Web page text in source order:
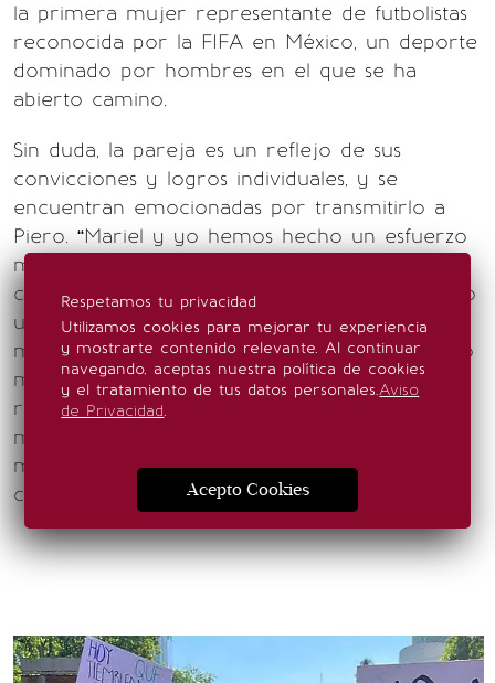
la primera mujer representante de futbolistas
reconocida por la FIFA en México, un deporte
dominado por hombres en el que se ha
abierto camino.
Sin duda, la pareja es un reflejo de sus
convicciones y logros individuales, y se
encuentran emocionadas por transmitirlo a
Piero. “Mariel y yo hemos hecho un esfuerzo
muy cañón en educarnos, ambas en cómo
criar a un niño. Yo soy activista, me considero
una mujer feminista. Ella está metida en un
mundo de hombres, en el fútbol. Hemos leído
mucho respecto a cómo va a ser una familia
rodeada rodeada de mujeres. Se me antoja
mucho compartir eso con él y darle nuestro
modo de vida, nuestra manera de ver las
cosas”, dice Saskia.
Respetamos tu privacidad
Utilizamos cookies para mejorar tu experiencia
y mostrarte contenido relevante. Al continuar
navegando, aceptas nuestra política de cookies
y el tratamiento de tus datos personales.Aviso
de Privacidad.
Acepto Cookies